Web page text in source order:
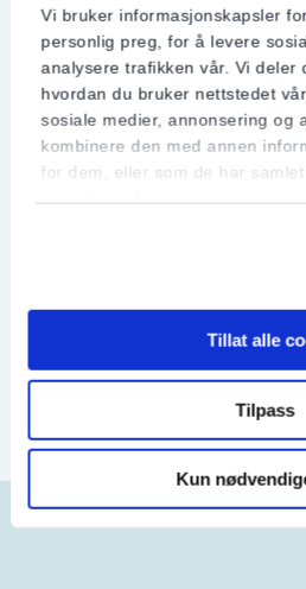
Vi bruker informasjonskapsler
personlig preg, for å levere
analysere trafikken vår. Vi deler
hvordan du bruker nettstedet
sosiale medier, annonsering og
kombinere den med annen
for dem, eller som de har samlet
Tillat alle
Tilpass
Kun
lufttilførselen til brannen.
Jordfeilbryter
​En jordfeilbryter skal
strømmen dersom det
elektriske anlegget eller i
I noen sikringsskap er det
jordfeilbryter for alle
det installert